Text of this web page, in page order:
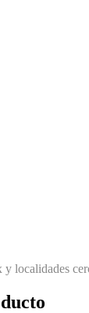
localidades